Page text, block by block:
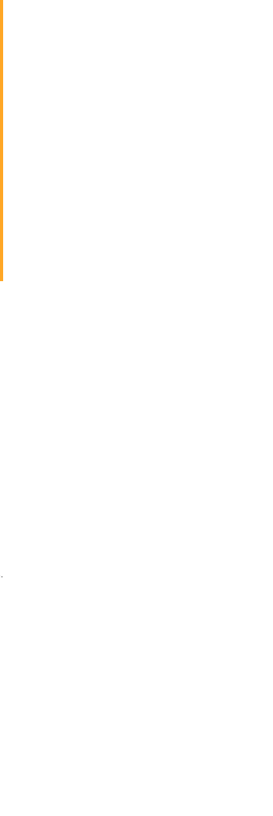
وی این طرح را بسیار خوب ارزیابی کرد و افزود: اجرای بهتر این طرح همت و همکاری تیم های تخصصی خود را می طلبد تا به سقف بیش از ۳۰۰ محصول برسیم و حرف برای گفتن در بازار جهانی داشته باشیم.